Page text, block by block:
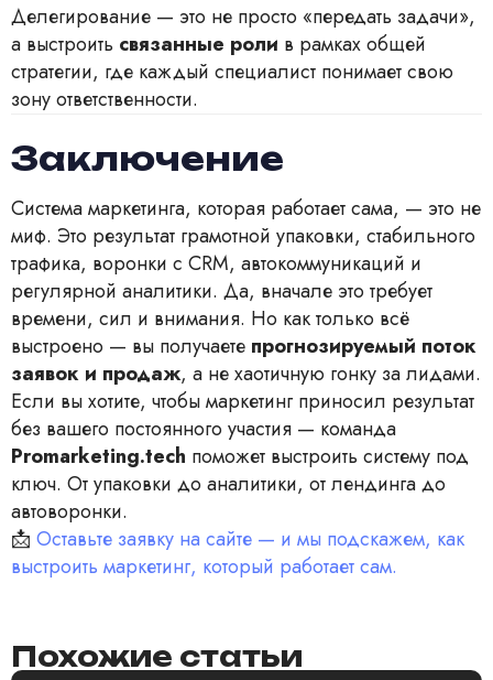
Делегирование — это не просто «передать задачи»,
а выстроить связанные роли в рамках общей
стратегии, где каждый специалист понимает свою
зону ответственности.
Заключение
Система маркетинга, которая работает сама, — это не
миф. Это результат грамотной упаковки, стабильного
трафика, воронки с CRM, автокоммуникаций и
регулярной аналитики. Да, вначале это требует
времени, сил и внимания. Но как только всё
выстроено — вы получаете прогнозируемый поток
заявок и продаж, а не хаотичную гонку за лидами.
Если вы хотите, чтобы маркетинг приносил результат
без вашего постоянного участия — команда
Promarketing.tech поможет выстроить систему под
ключ. От упаковки до аналитики, от лендинга до
автоворонки.
📩 Оставьте заявку на сайте — и мы подскажем, как
выстроить маркетинг, который работает сам.
Похожие статьи